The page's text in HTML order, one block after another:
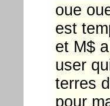
oue
est
et M$
user
terres
pour